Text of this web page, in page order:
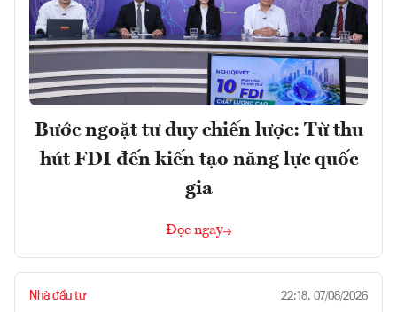
Bước ngoặt tư duy chiến lược: Từ thu
hút FDI đến kiến tạo năng lực quốc
gia
Đọc ngay
Nhà đầu tư 22:18, 07/08/2026